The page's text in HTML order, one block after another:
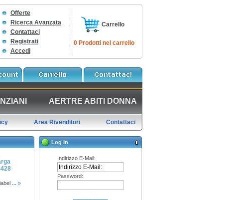
Offerte
Ricerca Avanzata
Contattaci
Registrati
Accedi
Carrello
0 Prodotti nel carrello
AERTRE ABITI DONNA
Area Rivenditori Contattaci
... »
Log In
Indirizzo E-Mail:
Password: